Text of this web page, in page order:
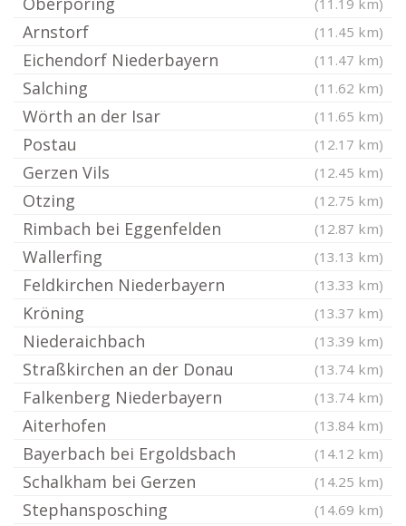
(11.19 km)
Arnstorf (11.45 km)
Eichendorf Niederbayern (11.47 km)
Salching (11.62 km)
Wörth an der Isar (11.65 km)
Postau (12.17 km)
Gerzen Vils (12.45 km)
Otzing (12.75 km)
Rimbach bei Eggenfelden (12.87 km)
Wallerfing (13.13 km)
Feldkirchen Niederbayern (13.33 km)
Kröning (13.37 km)
Niederaichbach (13.39 km)
Straßkirchen an der Donau (13.74 km)
Falkenberg Niederbayern (13.74 km)
Aiterhofen (13.84 km)
Bayerbach bei Ergoldsbach (14.12 km)
Schalkham bei Gerzen (14.25 km)
Stephansposching (14.69 km)